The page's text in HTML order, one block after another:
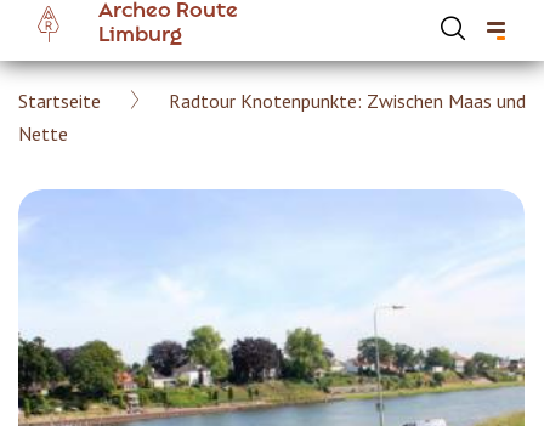
main
content
Archeo Route
Limburg
Breadcrumb
Startseite
Radtour Knotenpunkte: Zwischen Maas und
Nette